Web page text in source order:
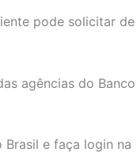
pode solicitar de
agências do Banco
Brasil e faça login na